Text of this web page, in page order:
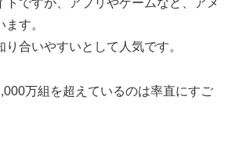
トですが、アプリやゲームなど、アメ
す。
合いやすいとして人気です。
万組を超えているのは率直にすご